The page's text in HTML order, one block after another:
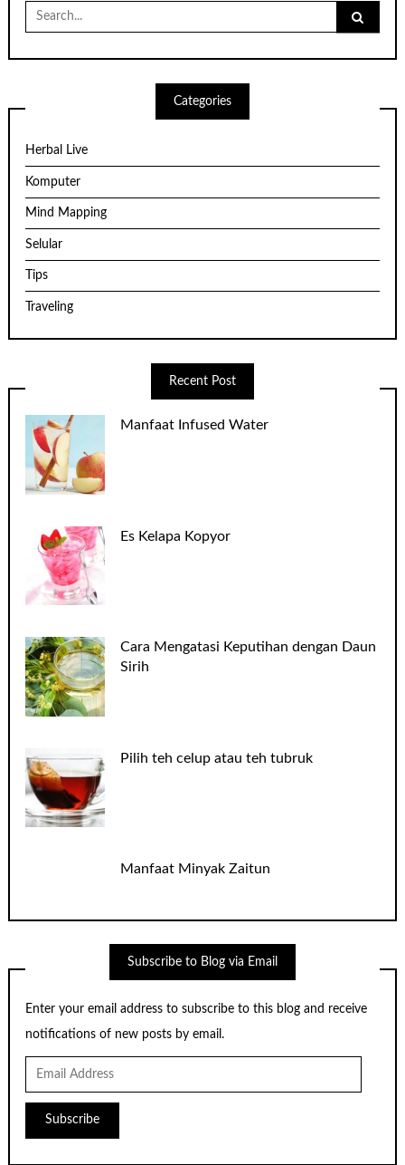
Search
for:
Categories
Herbal Live
Komputer
Mind Mapping
Selular
Tips
Traveling
Recent Post
Manfaat Infused Water
Es Kelapa Kopyor
Cara Mengatasi Keputihan dengan Daun
Sirih
Pilih teh celup atau teh tubruk
Manfaat Minyak Zaitun
Subscribe to Blog via Email
Enter your email address to subscribe to this blog and receive
notifications of new posts by email.
Email
Address